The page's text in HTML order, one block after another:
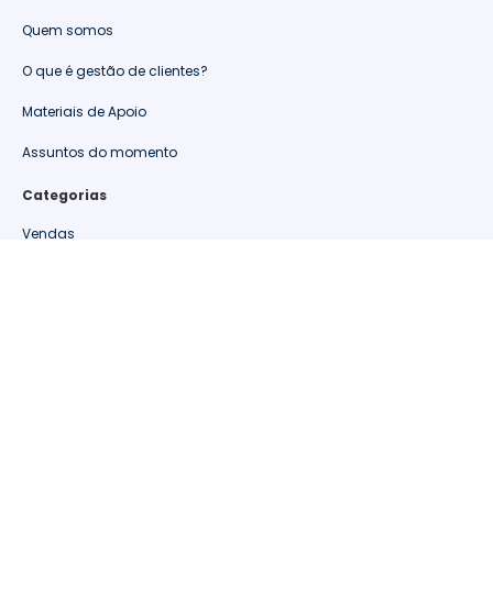
Quem somos
O que é gestão de clientes?
Materiais de Apoio
Assuntos do momento
Categorias
Vendas